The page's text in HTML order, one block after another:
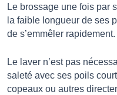
Le brossage une fois par
la faible longueur de ses
de s’emmêler rapidement.
Le laver n’est pas
saleté avec ses poils
copeaux ou autres